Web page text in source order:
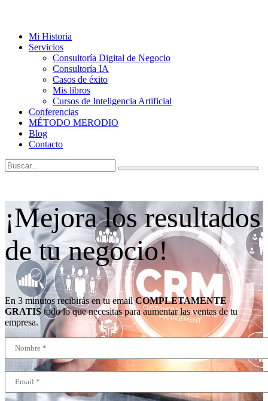
Mi Historia
Servicios
Consultoría Digital de Negocio
Consultoría IA
Casos de éxito
Mis libros
Cursos de Inteligencia Artificial
Conferencias
MÉTODO MERODIO
Blog
Contacto
¡Mejora los resultados
de tu negocio!
En 3 minutos recibirás en tu emailCOMPLETAMENTE
GRATIStodo lo que necesitas para aumentar las ventas de tu
empresa.